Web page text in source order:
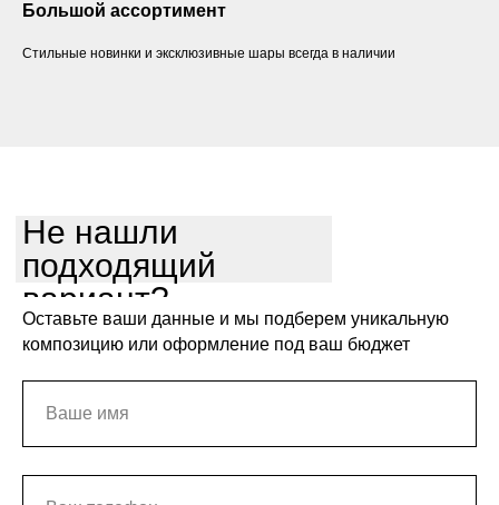
Большой ассортимент
Стильные новинки и эксклюзивные шары всегда в наличии
Не нашли
подходящий
вариант?
Оставьте ваши данные и мы подберем уникальную
композицию или оформление под ваш бюджет